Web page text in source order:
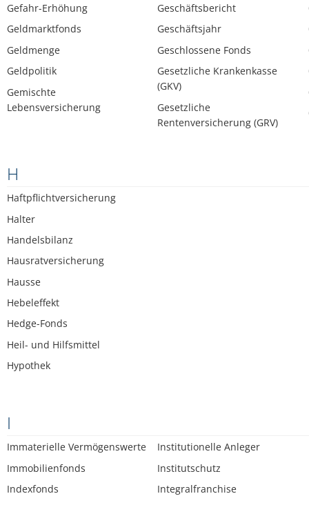
Gefahr-Erhöhung
Geldmarktfonds
Geldmenge
Geldpolitik
Gemischte
Lebensversicherung
Geschäftsbericht
Geschäftsjahr
Geschlossene Fonds
Gesetzliche Krankenkasse
(GKV)
Gesetzliche
Rentenversicherung (GRV)
H
Haftpflichtversicherung
Halter
Handelsbilanz
Hausratversicherung
Hausse
Hebeleffekt
Hedge-Fonds
Heil- und Hilfsmittel
Hypothek
I
Immaterielle Vermögenswerte
Immobilienfonds
Indexfonds
Institutionelle Anleger
Institutschutz
Integralfranchise